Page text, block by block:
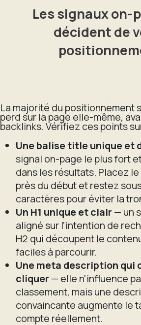
Les signaux on-
décident de
La majorité du positionnement
perd sur la page elle-même,
backlinks. Vérifiez ces points
Une balise title unique et
signal on-page le plus fort
dans les résultats. Placez
près du début et restez
caractères pour éviter la
Un H1 unique et clair — un
aligné sur l'intention de
H2 qui découpent le
faciles à parcourir.
Une meta description qui
cliquer — elle n'influence
classement, mais une
convaincante augmente le
compte réellement.